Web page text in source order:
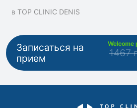
в TOP CLINIC DENIS
Записаться на
прием
Welcome
1467